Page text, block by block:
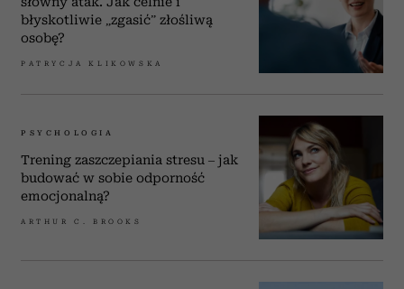
błyskotliwie „zgasić” złośliwą
osobę?
PATRYCJA KLIKOWSKA
PSYCHOLOGIA
Trening zaszczepiania stresu – jak
budować w sobie odporność
emocjonalną?
ARTHUR C. BROOKS